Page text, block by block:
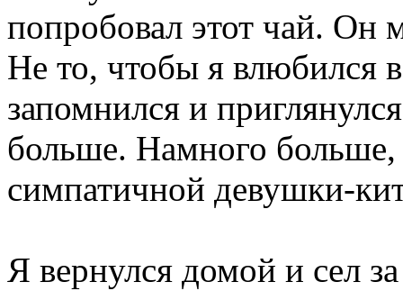
попробовал этот чай. Он
Не то, чтобы я влюбился
запомнился и
больше. Намного
симпатичной девушки-
Я вернулся домой и сел